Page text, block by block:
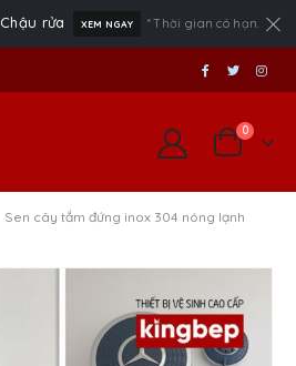
Chậu rửa XEM NGAY * Thời gian có hạn.
0
Sen cây tắm đứng inox 304 nóng lạnh